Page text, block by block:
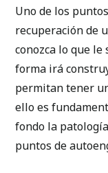
Uno de los
recuperación de
conozca lo que
forma irá
permitan tener
ello es
fondo la
puntos de